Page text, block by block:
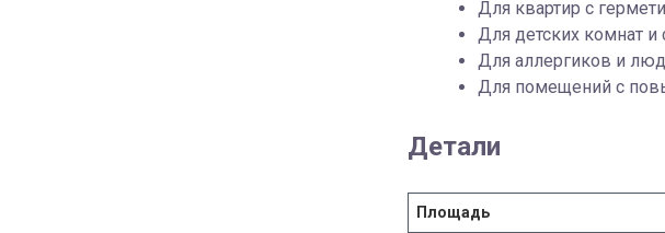
Для квартир с
Для детских комнат и
Для аллергиков и
Для помещений с
Детали
Площадь